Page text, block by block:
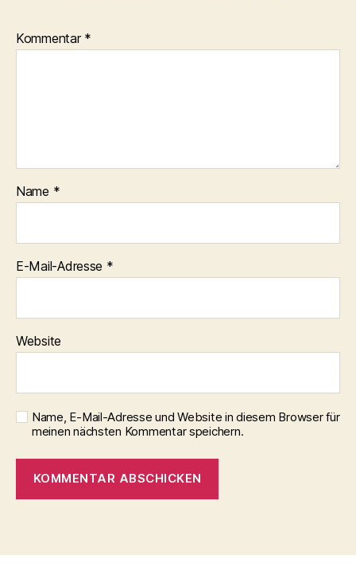
Kommentar *
Name *
E-Mail-Adresse *
Website
Name, E-Mail-Adresse und Website in diesem Browser für
meinen nächsten Kommentar speichern.